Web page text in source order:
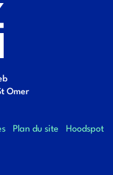
Omer
Plan du site Hoodspot